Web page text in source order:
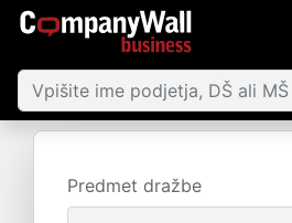
Predmet dražbe